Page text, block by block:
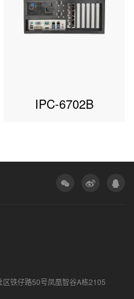
IPC-6702B
铁仔路50号凤凰智谷A栋2105